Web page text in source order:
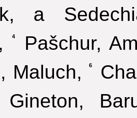
a
4
Pašchur,
Maluch,
6